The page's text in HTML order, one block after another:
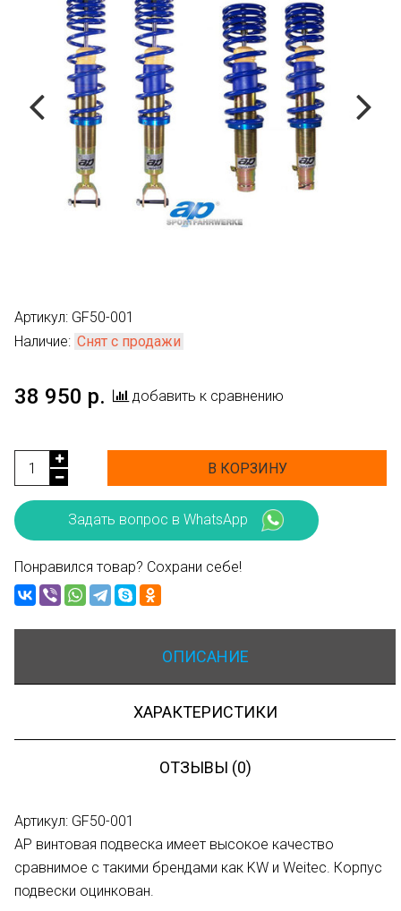
Артикул: GF50-001
Наличие: Снят с продажи
38 950 р. добавить к сравнению
В КОРЗИНУ
Задать вопрос в WhatsApp
Понравился товар? Сохрани себе!
ОПИСАНИЕ
ХАРАКТЕРИСТИКИ
ОТЗЫВЫ (0)
Артикул: GF50-001
AP винтовая подвеска имеет высокое качество
сравнимое с такими брендами как KW и Weitec. Корпус
подвески оцинкован.